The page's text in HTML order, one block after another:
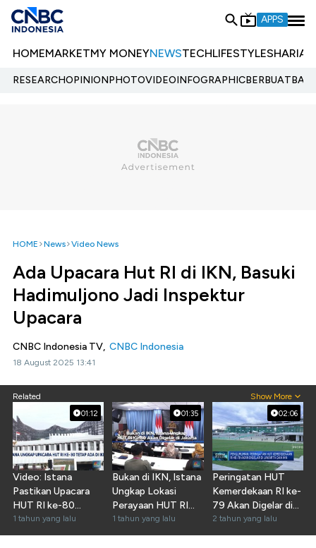
APPS
HOMEMARKETMY MONEYNEWSTECHLIFESTYLESHARIA
RESEARCHOPINIONPHOTOVIDEOINFOGRAPHIC
HOME News Video News
Ada Upacara Hut RI di IKN, Basuki
Hadimuljono Jadi Inspektur
Upacara
CNBC Indonesia TV, CNBC Indonesia
18 August 2025 13:41
Related Show More
01:12
Video: Istana
Pastikan Upacara
HUT RI ke-80
Tetap Ada di IKN
1 tahun yang lalu
01:35
Bukan di IKN, Istana
Ungkap Lokasi
Perayaan HUT RI
Ke-80
1 tahun yang lalu
02:06
Peringatan HUT
Kemerdekaan RI ke-
79 Akan Digelar di
Jakarta dan IKN
2 tahun yang lalu